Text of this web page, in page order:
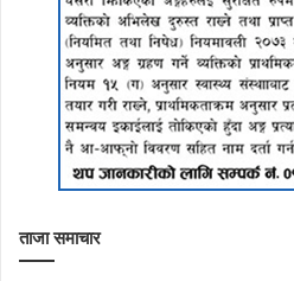
ताजा समाचार